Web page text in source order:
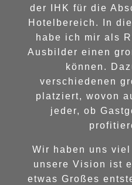
der IHK für die
Hotelbereich. In
habe ich mir als
Ausbilder einen
können.
verschiedenen
platziert, wovon
jeder, ob
Wir haben uns viel
unsere Vision ist
etwas Großes